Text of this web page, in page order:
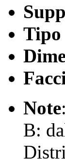
Tipo
Note
B: